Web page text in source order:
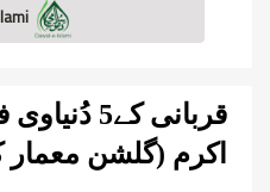
قربانی کے5 دُنیاوی فوائد
اکرم (گلشن